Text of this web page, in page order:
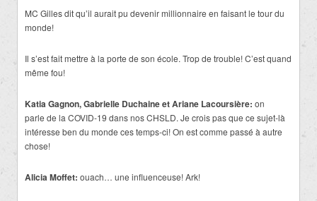
MC Gilles dit qu’il aurait pu devenir millionnaire en faisant le tour du
monde!
Il s’est fait mettre à la porte de son école. Trop de trouble! C’est quand
même fou!
Katia Gagnon, Gabrielle Duchaine et Ariane Lacoursière: on
parle de la COVID-19 dans nos CHSLD. Je crois pas que ce sujet-là
intéresse ben du monde ces temps-ci! On est comme passé à autre
chose!
Alicia Moffet: ouach… une influenceuse! Ark!